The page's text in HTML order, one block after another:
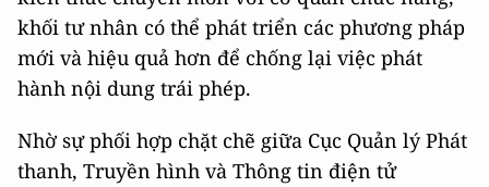
khối tư nhân có thể phát triển các phương pháp
mới và hiệu quả hơn để chống lại việc phát
hành nội dung trái phép.
Nhờ sự phối hợp chặt chẽ giữa Cục Quản lý Phát
thanh, Truyền hình và Thông tin điện tử